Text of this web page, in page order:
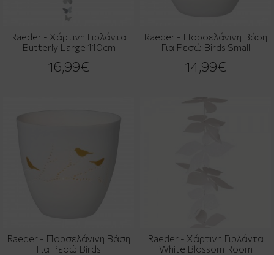
Raeder - Χάρτινη Γιρλάντα
Butterly Large 110cm
16,99€
Raeder - Πορσελάνινη Βάση
Για Ρεσώ Birds Small
14,99€
Raeder - Πορσελάνινη Βάση
Για Ρεσώ Birds
Raeder - Χάρτινη Γιρλάντα
White Blossom Room